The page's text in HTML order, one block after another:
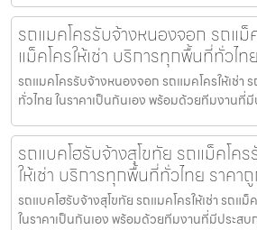
รถแมคโครรับจ้างหนองจอก รถแม็
แม็คโครให้เช่า บริการทุกพื้นที่ทั่วไท
รถแมคโครรับจ้างหนองจอก รถแมคโครให้เช่า
ทั่วไทย ในราคาเป็นกันเอง พร้อมด้วยทีมงานที่
รถแบคโฮรับจ้างสุโขทัย รถแม็คโค
ให้เช่า บริการทุกพื้นที่ทั่วไทย ราคา
รถแบคโฮรับจ้างสุโขทัย รถแมคโครให้เช่า รถแ
ในราคาเป็นกันเอง พร้อมด้วยทีมงานที่มีประสบ